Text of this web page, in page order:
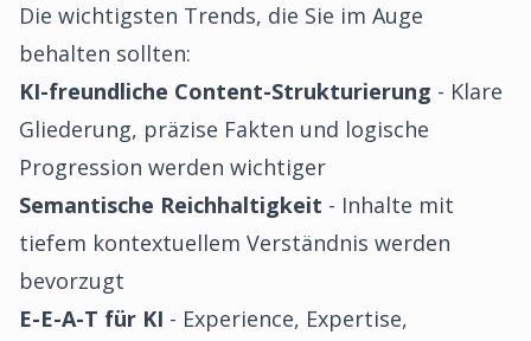
Die wichtigsten Trends, die Sie im Auge
behalten sollten:
KI-freundliche Content-Strukturierung - Klare
Gliederung, präzise Fakten und logische
Progression werden wichtiger
Semantische Reichhaltigkeit - Inhalte mit
tiefem kontextuellem Verständnis werden
bevorzugt
E-E-A-T für KI - Experience, Expertise,